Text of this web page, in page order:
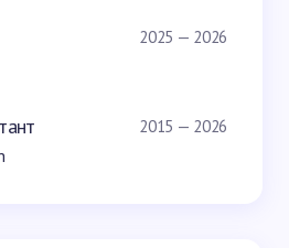
2025 — 2026
2015 — 2026